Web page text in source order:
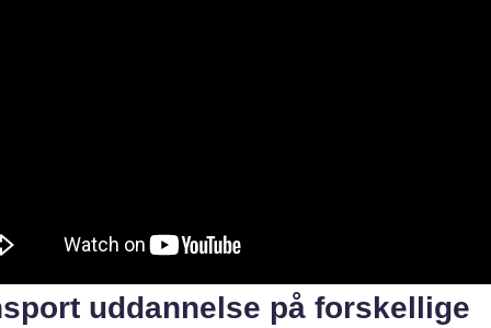
uddannelse på forskellige